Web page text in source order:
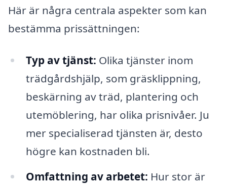
Här är några centrala aspekter som kan
bestämma prissättningen:
Typ av tjänst: Olika tjänster inom
trädgårdshjälp, som gräsklippning,
beskärning av träd, plantering och
utemöblering, har olika prisnivåer. Ju
mer specialiserad tjänsten är, desto
högre kan kostnaden bli.
Omfattning av arbetet: Hur stor är